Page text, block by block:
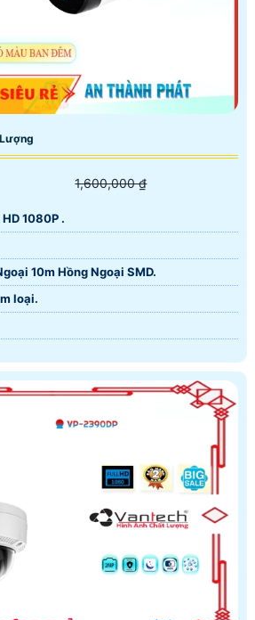
1,600,000 ₫
HD 1080P .
10m Hồng Ngoại SMD.
loại.